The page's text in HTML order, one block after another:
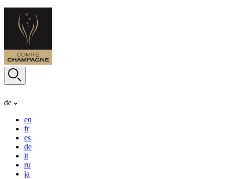
de
en
fr
es
de
it
ru
ja